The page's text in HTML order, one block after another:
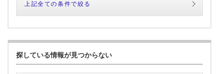
上記全ての条件で絞る
探している情報が見つからない